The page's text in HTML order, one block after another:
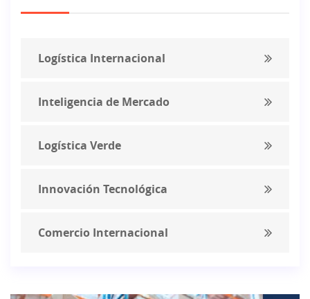
Logística Internacional
Inteligencia de Mercado
Logística Verde
Innovación Tecnológica
Comercio Internacional